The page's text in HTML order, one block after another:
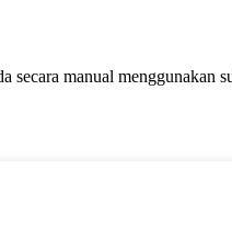
manual menggunakan